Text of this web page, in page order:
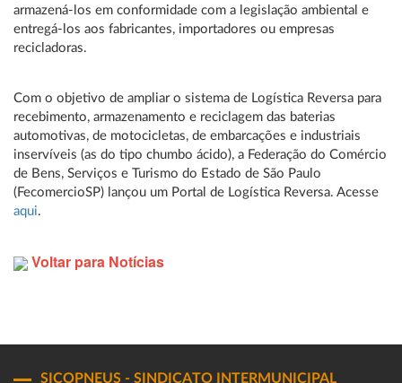
armazená-los em conformidade com a legislação ambiental e
entregá-los aos fabricantes, importadores ou empresas
recicladoras.
Com o objetivo de ampliar o sistema de Logística Reversa para
recebimento, armazenamento e reciclagem das baterias
automotivas, de motocicletas, de embarcações e industriais
inservíveis (as do tipo chumbo ácido), a Federação do Comércio
de Bens, Serviços e Turismo do Estado de São Paulo
(FecomercioSP) lançou um Portal de Logística Reversa. Acesse
aqui.
Voltar para Notícias
SICOPNEUS - SINDICATO INTERMUNICIPAL